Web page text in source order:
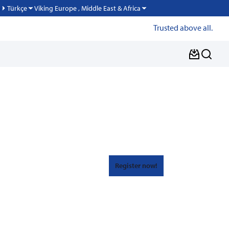
Türkçe Viking Europe , Middle East & Africa
Trusted above all.
Register now!